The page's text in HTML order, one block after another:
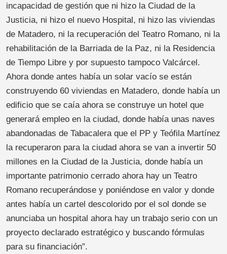
incapacidad de gestión que ni hizo la Ciudad de la
Justicia, ni hizo el nuevo Hospital, ni hizo las viviendas
de Matadero, ni la recuperación del Teatro Romano, ni la
rehabilitación de la Barriada de la Paz, ni la Residencia
de Tiempo Libre y por supuesto tampoco Valcárcel.
Ahora donde antes había un solar vacío se están
construyendo 60 viviendas en Matadero, donde había un
edificio que se caía ahora se construye un hotel que
generará empleo en la ciudad, donde había unas naves
abandonadas de Tabacalera que el PP y Teófila Martínez
la recuperaron para la ciudad ahora se van a invertir 50
millones en la Ciudad de la Justicia, donde había un
importante patrimonio cerrado ahora hay un Teatro
Romano recuperándose y poniéndose en valor y donde
antes había un cartel descolorido por el sol donde se
anunciaba un hospital ahora hay un trabajo serio con un
proyecto declarado estratégico y buscando fórmulas
para su financiación”.